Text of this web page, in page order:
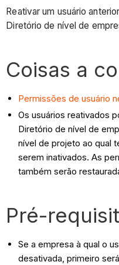
Reativar um usuário
Diretório de nível de
Coisas a
Permissões de usuário
Os usuários reativados
Diretório de nível de
nível de projeto ao qual
serem inativados. As
também serão
Pré-
Se a empresa à qual o
desativada, primeiro